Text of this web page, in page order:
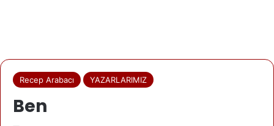
Recep Arabacı YAZARLARIMIZ
Ben